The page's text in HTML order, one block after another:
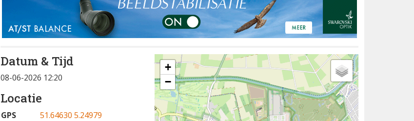
Datum & Tijd
08-06-2026 12:20
Locatie
GPS
51.64630 5.24979
+
−